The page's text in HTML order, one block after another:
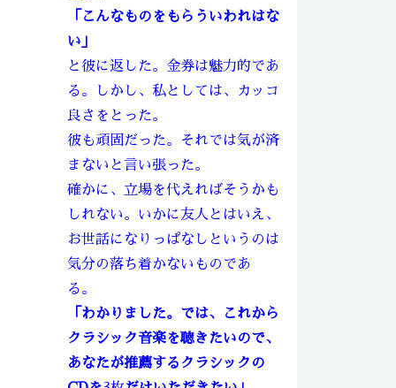
「こんなものをもらういわれはな
い」
と彼に返した。金券は魅力的であ
る。しかし、私としては、カッコ
良さをとった。
彼も頑固だった。それでは気が済
まないと言い張った。
確かに、立場を代えればそうかも
しれない。いかに友人とはいえ、
お世話になりっぱなしというのは
気分の落ち着かないものであ
る。
「わかりました。では、これから
クラシック音楽を聴きたいので、
あなたが推薦するクラシックの